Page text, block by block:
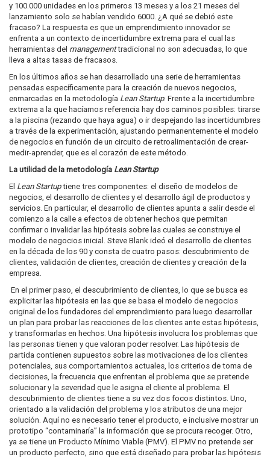
y 100.000 unidades en los primeros 13 meses y a los 21 meses del
lanzamiento solo se habían vendido 6000. ¿A qué se debió este
fracaso? La respuesta es que un emprendimiento innovador se
enfrenta a un contexto de incertidumbre extrema para el cual las
herramientas del managementtradicional no son adecuadas, lo que
lleva a altas tasas de fracasos.
En los últimos años se han desarrollado una serie de herramientas
pensadas específicamente para la creación de nuevos negocios,
enmarcadas en la metodología Lean Startup. Frente a la incertidumbre
extrema a la que hacíamos referencia hay dos caminos posibles: tirarse
a la piscina (rezando que haya agua) o ir despejando las incertidumbres
a través de la experimentación, ajustando permanentemente el modelo
de negocios en función de un circuito de retroalimentación de crear-
medir-aprender, que es el corazón de este método.
La utilidad de la metodología Lean Startup
El Lean Startuptiene tres componentes: el diseño de modelos de
negocios, el desarrollo de clientes y el desarrollo ágil de productos y
servicios. En particular, el desarrollo de clientes apunta a salir desde el
comienzo a la calle a efectos de obtener hechos que permitan
confirmar o invalidar las hipótesis sobre las cuales se construye el
modelo de negocios inicial. Steve Blank ideó el desarrollo de clientes
en la década de los 90 y consta de cuatro pasos: descubrimiento de
clientes, validación de clientes, creación de clientes y creación de la
empresa.
En el primer paso, el descubrimiento de clientes, lo que se busca es
explicitar las hipótesis en las que se basa el modelo de negocios
original de los fundadores del emprendimiento para luego desarrollar
un plan para probar las reacciones de los clientes ante estas hipótesis,
y transformarlas en hechos. Una hipótesis involucra los problemas que
las personas tienen y que valoran poder resolver. Las hipótesis de
partida contienen supuestos sobre las motivaciones de los clientes
potenciales, sus comportamientos actuales, los criterios de toma de
decisiones, la frecuencia que enfrentan el problema que se pretende
solucionar y la severidad que le asigna el cliente al problema. El
descubrimiento de clientes tiene a su vez dos focos distintos. Uno,
orientado a la validación del problema y los atributos de una mejor
solución. Aquí no es necesario tener el producto, e inclusive mostrar un
prototipo “contaminaría” la información que se procura recoger. Otro,
ya se tiene un Producto Mínimo Viable (PMV). El PMV no pretende ser
un producto perfecto, sino que está diseñado para probar las hipótesis